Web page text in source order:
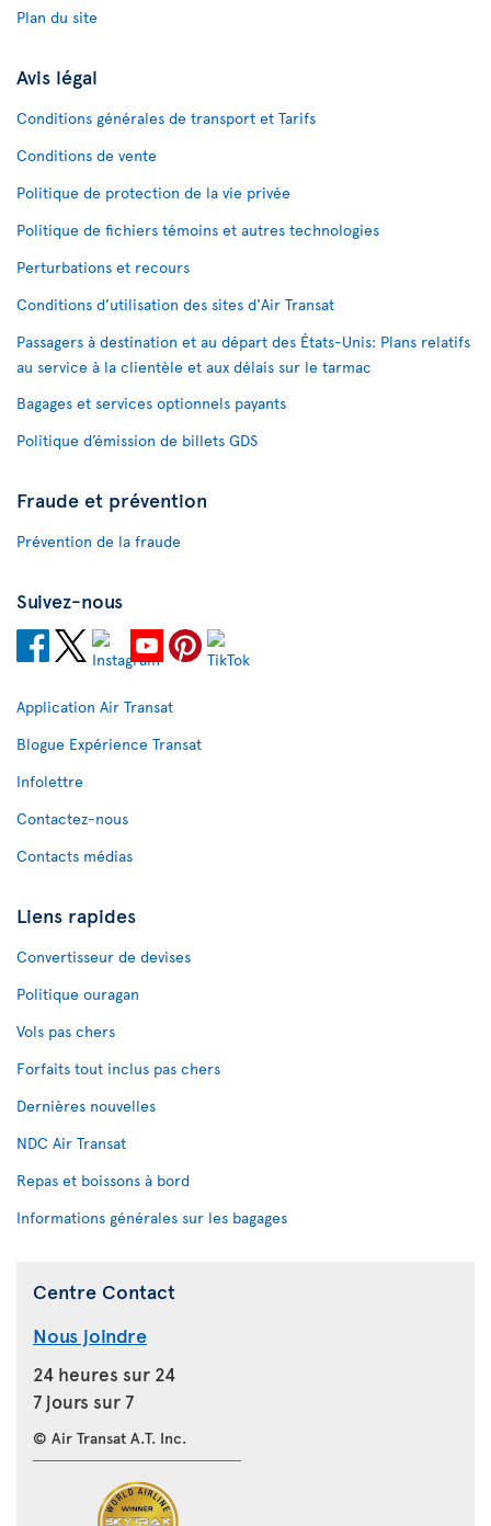
Plan du site
Avis légal
Conditions générales de transport et Tarifs
Conditions de vente
Politique de protection de la vie privée
Politique de fichiers témoins et autres technologies
Perturbations et recours
Conditions d’utilisation des sites d'Air Transat
Passagers à destination et au départ des États-Unis: Plans relatifs
au service à la clientèle et aux délais sur le tarmac
Bagages et services optionnels payants
Politique d’émission de billets GDS
Fraude et prévention
Prévention de la fraude
Suivez-nous
Application Air Transat
Blogue Expérience Transat
Infolettre
Contactez-nous
Contacts médias
Liens rapides
Convertisseur de devises
Politique ouragan
Vols pas chers
Forfaits tout inclus pas chers
Dernières nouvelles
NDC Air Transat
Repas et boissons à bord
Informations générales sur les bagages
Centre Contact
Nous joindre
24 heures sur 24
7 jours sur 7
© Air Transat A.T. Inc.